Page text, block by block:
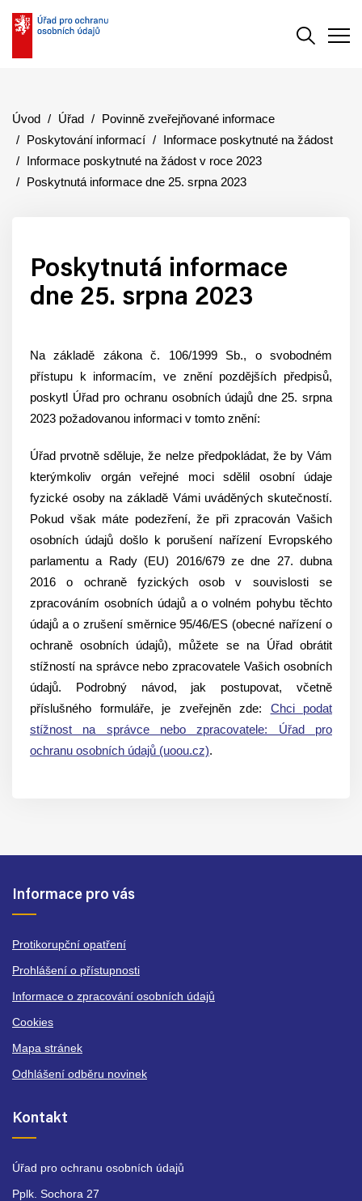
Úvod Úřad
Povinně zveřejňované informace
Poskytování informací
Informace poskytnuté na žádost
Informace poskytnuté na žádost v roce 2023
Poskytnutá informace dne 25. srpna 2023
Poskytnutá informace
dne 25. srpna 2023
Na základě zákona č. 106/1999 Sb., o svobodném
přístupu k informacím, ve znění pozdějších předpisů,
poskytl Úřad pro ochranu osobních údajů dne 25. srpna
2023 požadovanou informaci v tomto znění:
Úřad prvotně sděluje, že nelze předpokládat, že by Vám
kterýmkoliv orgán veřejné moci sdělil osobní údaje
fyzické osoby na základě Vámi uváděných skutečností.
Pokud však máte podezření, že při zpracován Vašich
osobních údajů došlo k porušení nařízení Evropského
parlamentu a Rady (EU) 2016/679 ze dne 27. dubna
2016 o ochraně fyzických osob v souvislosti se
zpracováním osobních údajů a o volném pohybu těchto
údajů a o zrušení směrnice 95/46/ES (obecné nařízení o
ochraně osobních údajů), můžete se na Úřad obrátit
stížností na správce nebo zpracovatele Vašich osobních
údajů. Podrobný návod, jak postupovat, včetně
příslušného formuláře, je zveřejněn zde: Chci podat
stížnost na správce nebo zpracovatele: Úřad pro
ochranu osobních údajů (uoou.cz).
Informace pro vás
Protikorupční opatření
Prohlášení o přístupnosti
Informace o zpracování osobních údajů
Cookies
Mapa stránek
Odhlášení odběru novinek
Kontakt
Úřad pro ochranu osobních údajů
Pplk. Sochora 27